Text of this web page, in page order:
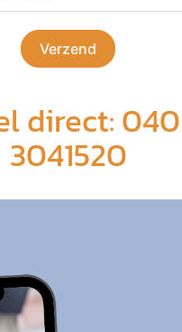
Verzend
direct:
3041520